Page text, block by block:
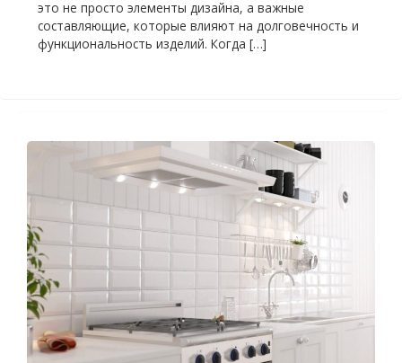
это не просто элементы дизайна, а важные
составляющие, которые влияют на долговечность и
функциональность изделий. Когда […]